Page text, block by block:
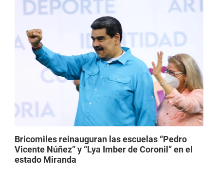
Bricomiles reinauguran las escuelas “Pedro
Vicente Núñez” y “Lya Imber de Coronil” en el
estado Miranda